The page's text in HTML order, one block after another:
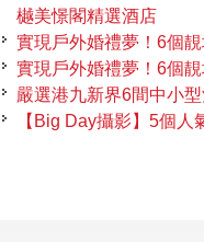
樾美憬閣精選酒店
實現戶外婚禮夢！6個
實現戶外婚禮夢！6個
嚴選港九新界6間中小
【Big Day攝影】5個